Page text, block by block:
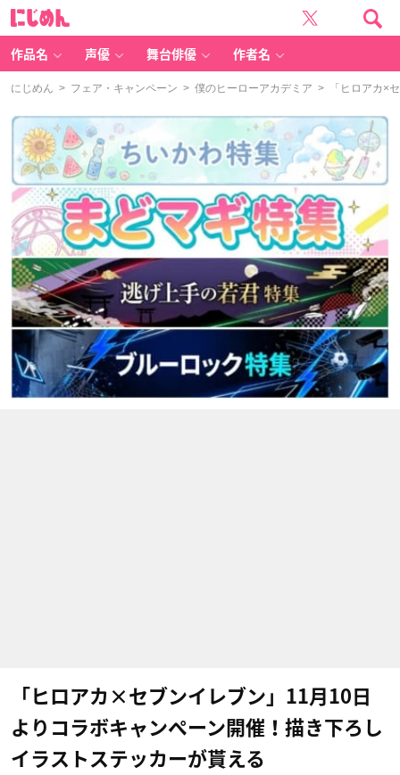
作品名 声優 舞台俳優 作者名
にじめん > フェア・キャンペーン > 僕のヒーローアカデミア > 「ヒロアカ×
「ヒロアカ×セブンイレブン」11月10日
よりコラボキャンペーン開催！描き下ろし
イラストステッカーが貰える